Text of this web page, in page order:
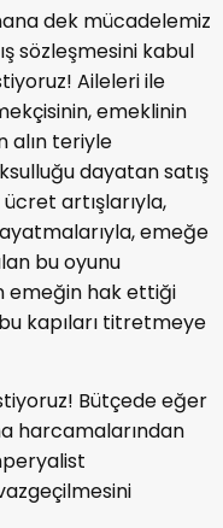
dek mücadelemiz
sözleşmesini kabul
Aileleri ile
emeklinin
alın teriyle
dayatan satış
artışlarıyla,
emeğe
bu oyunu
emeğin hak ettiği
kapıları titretmeye
Bütçede eğer
harcamalarından